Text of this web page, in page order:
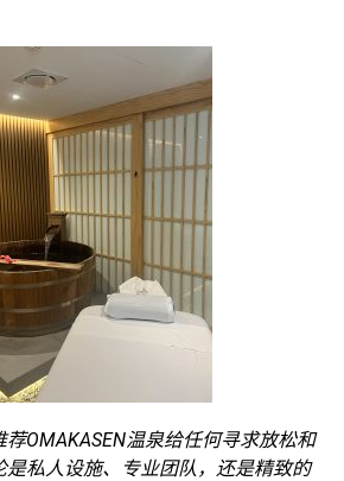
OMAKASEN温泉给任何寻求放松和
是私人设施、专业团队，还是精致的